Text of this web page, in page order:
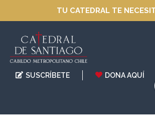
TU CATEDRAL TE
SUSCRÍBETE DONA AQUÍ